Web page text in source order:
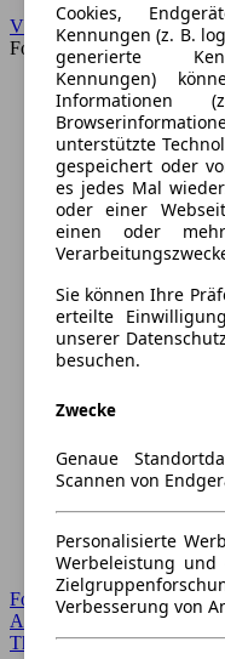
VW
Forum
Forum Startseite
Alle Auto-Foren
Themen-Forum
Cookies,
Kennungen (z. B.
generierte
Kennungen)
unterstützte
gespeichert oder
es jedes Mal
oder einer
einen oder
Sie können Ihre
erteilte
unserer
besuchen.
Zwecke
Genaue
Scannen von
Personalisierte
Werbeleistung
Verbesserung von